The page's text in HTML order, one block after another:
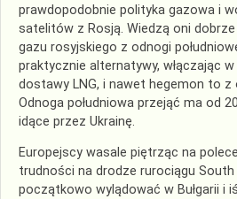
prawdopodobnie polityka gazowa i
satelitów z Rosją. Wiedzą oni
gazu rosyjskiego z odnogi
praktycznie alternatywy, włączając
dostawy LNG, i nawet hegemon to z
Odnoga południowa przejąć ma od
idące przez Ukrainę.
Europejscy wasale piętrząc na
trudności na drodze rurociągu
początkowo wylądować w Bułgarii i